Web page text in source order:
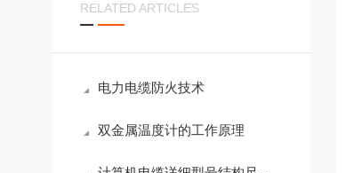
RELATED ARTICLES
电力电缆防火技术
双金属温度计的工作原理